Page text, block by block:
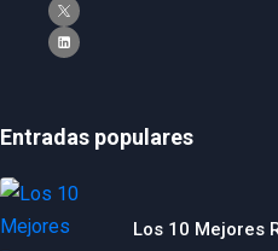
Entradas populares
Los 10 Mejores